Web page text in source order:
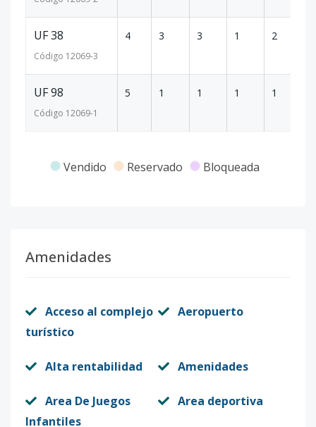
UF 38
Código 12069-3
4 3 3 1 2
UF 98
Código 12069-1
5 1 1 1 1
Vendido Reservado Bloqueada
Amenidades
Acceso al complejo
turístico
Aeropuerto
Alta rentabilidad Amenidades
Area De Juegos
Infantiles
Area deportiva